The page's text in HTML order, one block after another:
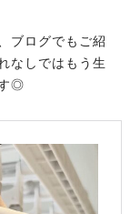
ブログでもご紹
なしではもう生
◎